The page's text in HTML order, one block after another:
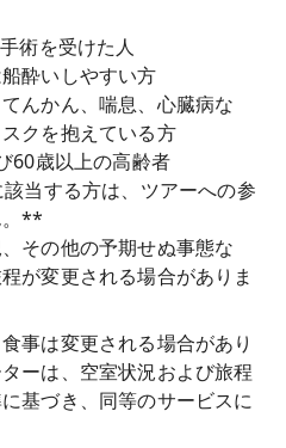
術を受けた人
酔いしやすい方
んかん、喘息、心臓病な
クを抱えている方
60歳以上の高齢者
当する方は、ツアーへの参
。**
その他の予期せぬ事態な
が変更される場合がありま
事は変更される場合があり
ーは、空室状況および旅程
基づき、同等のサービスに